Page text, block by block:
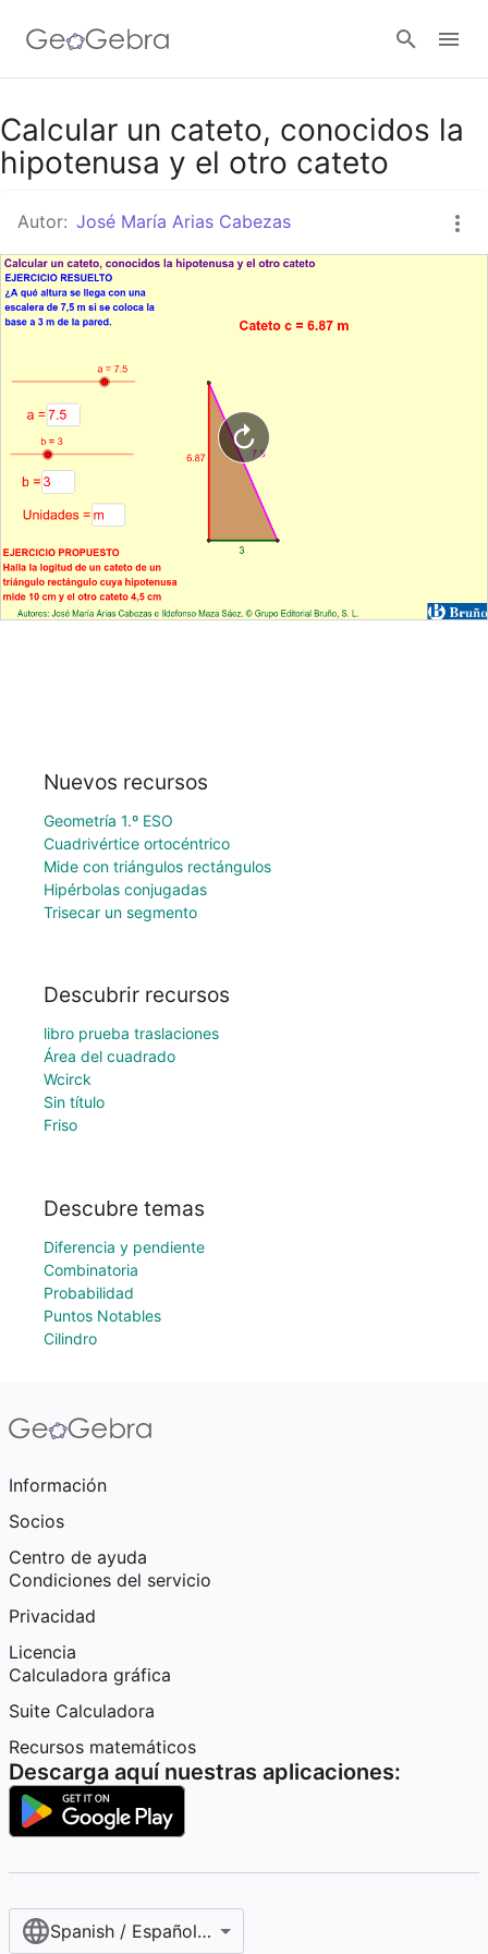
Google Classroom
Calcular un cateto, conocidos la
hipotenusa y el otro cateto
Autor: José María Arias Cabezas
Nuevos recursos
Geometría 1.º ESO
Cuadrivértice ortocéntrico
Mide con triángulos rectángulos
Hipérbolas conjugadas
Trisecar un segmento
Descubrir recursos
libro prueba traslaciones
Área del cuadrado
Wcirck
Sin título
Friso
Descubre temas
Diferencia y pendiente
Combinatoria
Probabilidad
Puntos Notables
Cilindro
Información
Socios
Centro de ayuda
Condiciones del servicio
Privacidad
Licencia
Calculadora gráfica
Suite Calculadora
Recursos matemáticos
Descarga aquí nuestras aplicaciones:
Spanish / Español (internacional)